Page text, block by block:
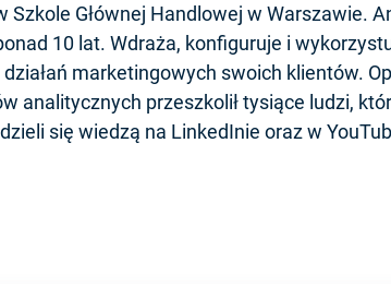
Szkole Głównej Handlowej w Warszawie.
10 lat. Wdraża, konfiguruje i
marketingowych swoich klientów.
analitycznych przeszkolił tysiące ludzi,
się wiedzą na LinkedInie oraz w